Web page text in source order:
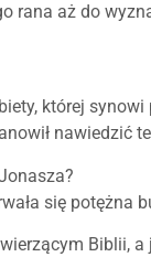
rana aż do
której
nawiedzić
się
Biblii,